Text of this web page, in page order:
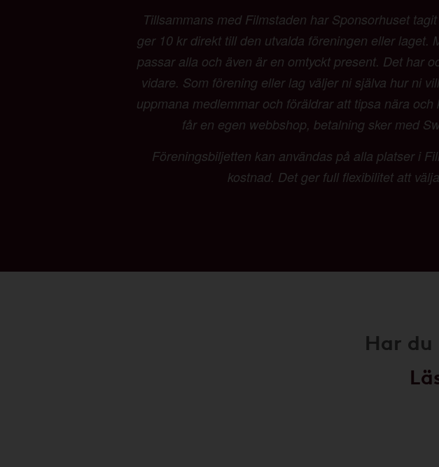
Tillsammans med Filmstaden har Sponsorhuset
ger 10 kr direkt till den utvalda föreningen eller laget.
passar alla och även är en omtyckt present. Det har
vidare. Som förening eller lag väljer ni själva hur ni
uppmana medlemmar och föräldrar att tipsa nära
får en egen webbshop, betalning sker med
Föreningsbiljetten kan användas på alla platser i
kostnad. Det ger full flexibilitet att
Har